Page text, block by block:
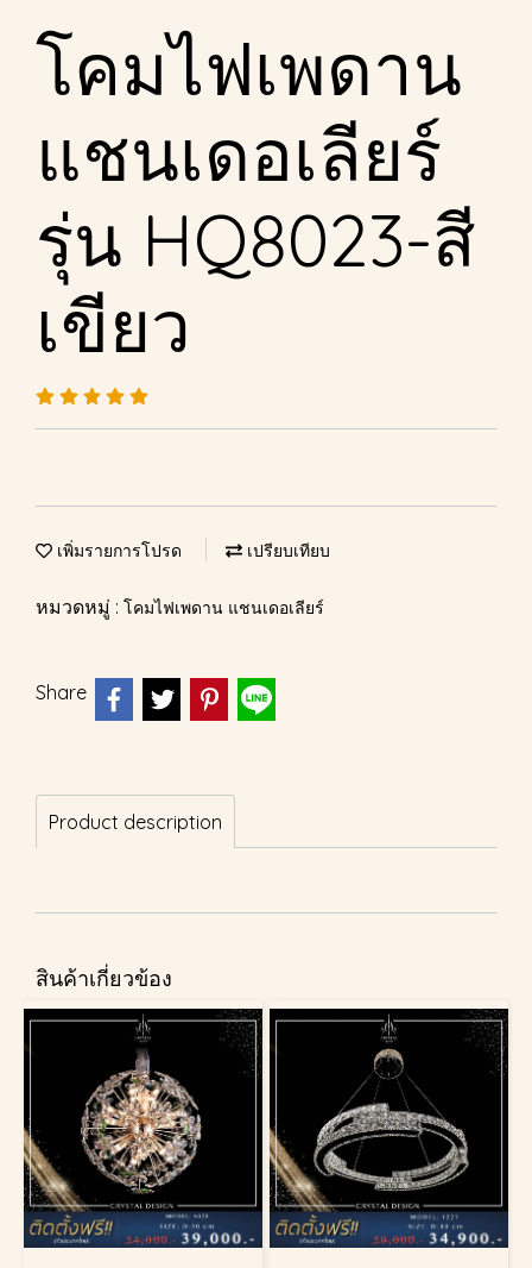
โคมไฟเพดาน
แชนเดอเลียร์
รุ่น HQ8023-สี
เขียว
เพิ่มรายการโปรด เปรียบเทียบ
หมวดหมู่ : โคมไฟเพดาน แชนเดอเลียร์
Share
Product description
สินค้าเกี่ยวข้อง